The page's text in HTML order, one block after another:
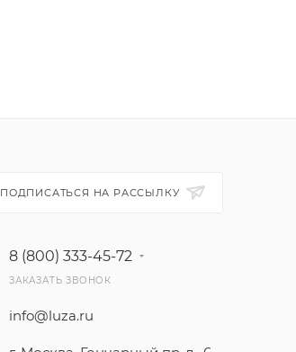
ПОДПИСАТЬСЯ НА РАССЫЛКУ
8 (800) 333-45-72
ЗАКАЗАТЬ ЗВОНОК
info@luza.ru